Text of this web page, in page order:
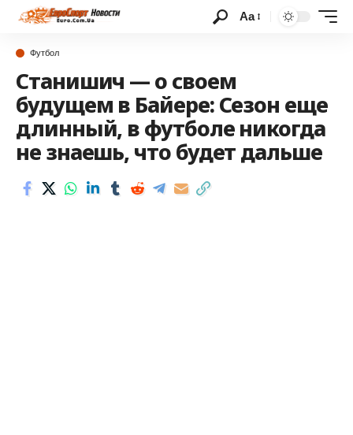
Аа
Футбол
Станишич — о своем
будущем в Байере: Сезон еще
длинный, в футболе никогда
не знаешь, что будет дальше